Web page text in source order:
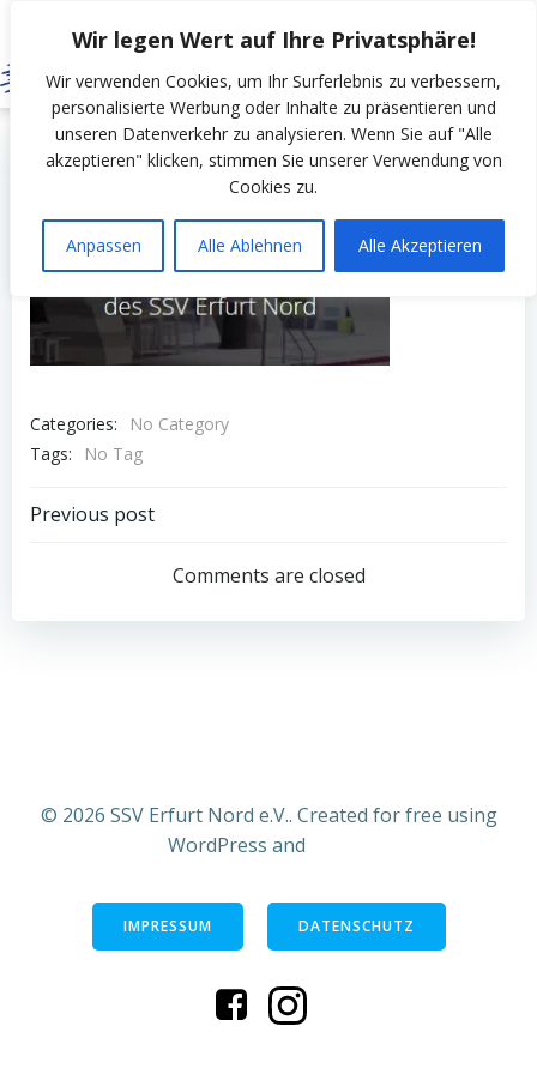
Wir legen Wert auf Ihre Privatsphäre!
Wir verwenden Cookies, um Ihr Surferlebnis zu verbessern,
personalisierte Werbung oder Inhalte zu präsentieren und
unseren Datenverkehr zu analysieren. Wenn Sie auf "Alle
akzeptieren" klicken, stimmen Sie unserer Verwendung von
Cookies zu.
Anpassen Alle Ablehnen Alle Akzeptieren
Inhalt
springen
bySSV Erfurt Nord on März 12, 2023
Categories:
No Category
Tags:
No Tag
Post
navigation
Previous post
Comments are closed
© 2026 SSV Erfurt Nord e.V.. Created for free using
WordPress and
IMPRESSUM DATENSCHUTZ